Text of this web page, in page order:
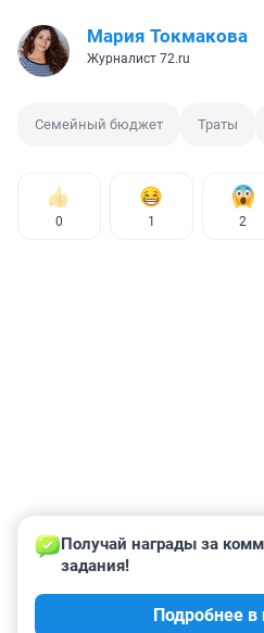
Мария Токмакова
Журналист 72.ru
Семейный бюджет Траты
0 1 2
Получай награды за
задания!
Подробнее